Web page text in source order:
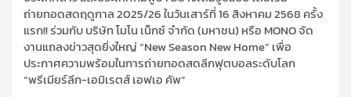
ถ่ายทอดสดฤดูกาล 2025/26 ในวันเสาร์ที่ 16 สิงหาคม 2568 ครั้ง
แรก!! ร่วมกับ บริษัท โมโน เน็กซ์ จำกัด (มหาชน) หรือ MONO จัด
งานแถลงข่าวสุดยิ่งใหญ่ “New Season New Home” เพื่อ
ประกาศความพร้อมในการถ่ายทอดสดลีกฟุตบอลระดับโลก
“พรีเมียร์ลีก-เอมิเรตส์ เอฟเอ คัพ”